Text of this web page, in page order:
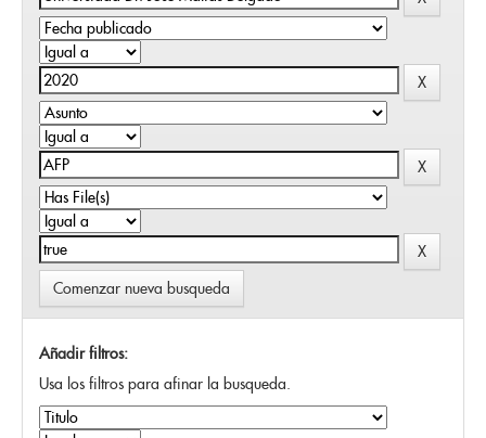
Comenzar nueva busqueda
Añadir filtros:
Usa los filtros para afinar la busqueda.